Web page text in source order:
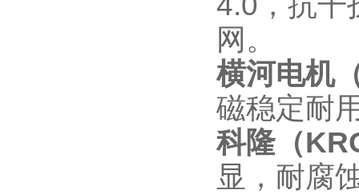
网。
横河电机
磁稳定耐
科隆（
显，耐腐